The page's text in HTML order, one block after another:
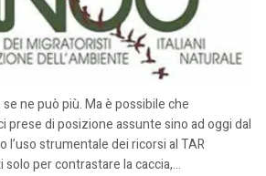
ne può più. Ma è possibile che
prese di posizione assunte sino ad oggi dal
strumentale dei ricorsi al TAR
per contrastare la caccia,...